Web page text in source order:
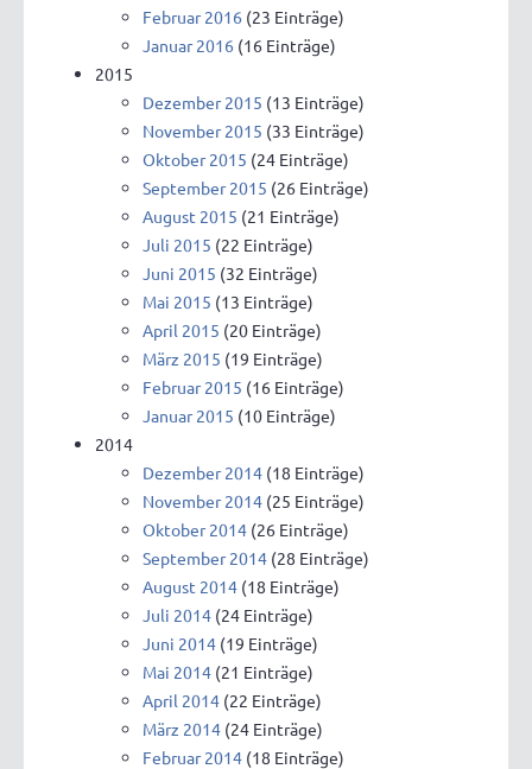
Februar 2016 (23 Einträge)
Januar 2016 (16 Einträge)
2015
Dezember 2015 (13 Einträge)
November 2015 (33 Einträge)
Oktober 2015 (24 Einträge)
September 2015 (26 Einträge)
August 2015 (21 Einträge)
Juli 2015 (22 Einträge)
Juni 2015 (32 Einträge)
Mai 2015 (13 Einträge)
April 2015 (20 Einträge)
März 2015 (19 Einträge)
Februar 2015 (16 Einträge)
Januar 2015 (10 Einträge)
2014
Dezember 2014 (18 Einträge)
November 2014 (25 Einträge)
Oktober 2014 (26 Einträge)
September 2014 (28 Einträge)
August 2014 (18 Einträge)
Juli 2014 (24 Einträge)
Juni 2014 (19 Einträge)
Mai 2014 (21 Einträge)
April 2014 (22 Einträge)
März 2014 (24 Einträge)
Februar 2014 (18 Einträge)